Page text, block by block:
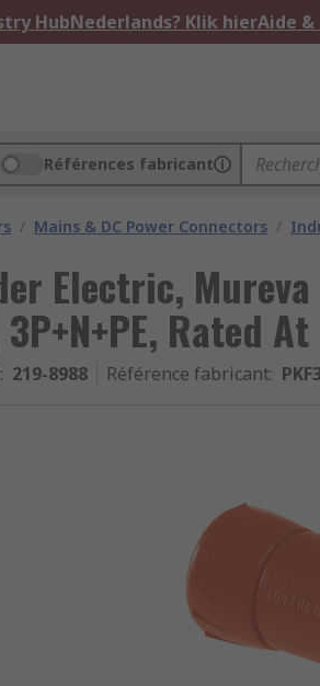
HubNederlands? Klik hierAide
Références fabricant
/ Mains & DC Power Connectors /
Electric,
Rated
: 219-8988 Référence fabricant: